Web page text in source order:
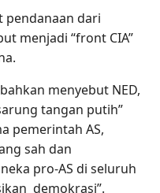
pendanaan dari
menjadi “front CIA”
menyebut NED,
tangan putih”
pemerintah AS,
sah dan
pro-AS di seluruh
demokrasi”.